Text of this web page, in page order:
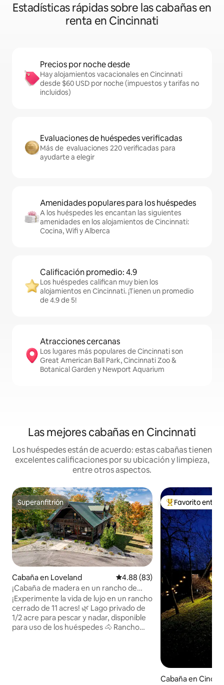
Estadísticas rápidas sobre las cabañas en
renta en Cincinnati
Precios por noche desde
Hay alojamientos vacacionales en Cincinnati
desde $60 USD por noche (impuestos y tarifas no
incluidos)
Evaluaciones de huéspedes verificadas
Más de evaluaciones 220 verificadas para
ayudarte a elegir
Amenidades populares para los huéspedes
A los huéspedes les encantan las siguientes
amenidades en los alojamientos de Cincinnati:
Cocina, Wifi y Alberca
Calificación promedio: 4.9
Los huéspedes califican muy bien los
alojamientos en Cincinnati. ¡Tienen un promedio
de 4.9 de 5!
Atracciones cercanas
Los lugares más populares de Cincinnati son
Great American Ball Park, Cincinnati Zoo &
Botanical Garden y Newport Aquarium
Las mejores cabañas en Cincinnati
Los huéspedes están de acuerdo: estas cabañas tienen
excelentes calificaciones por su ubicación y limpieza,
entre otros aspectos.
Superanfitrión
Superanfitrión
Cabaña en Loveland Calificación promedio: 4.88 de
4.88 (83)
¡Cabaña de madera en un rancho de
caballos con jacuzzi y lago!
¡Experimente la vida de lujo en un rancho
cerrado de 11 acres! 🌿 Lago privado de
1/2 acre para pescar y nadar, disponible
para uso de los huéspedes 🐴 Rancho
De los mejores
Favorito entre
Cabaña en